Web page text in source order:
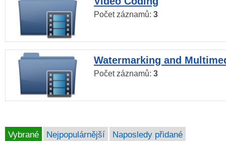
Počet záznamů: 3
Watermarking and
Počet záznamů: 3
Vybrané Nejpopulárnější Naposledy přidané